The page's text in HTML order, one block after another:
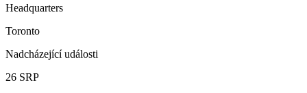
Headquarters
Toronto
Nadcházející události
26 SRP